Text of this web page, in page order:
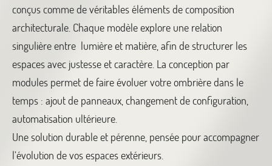
conçus comme de véritables éléments de composition
architecturale. Chaque modèle explore une relation
singulière entre lumière et matière, afin de structurer les
espaces avec justesse et caractère. La conception par
modules permet de faire évoluer votre ombrière dans le
temps : ajout de panneaux, changement de configuration,
automatisation ultérieure.
Une solution durable et pérenne, pensée pour accompagner
l’évolution de vos espaces extérieurs.